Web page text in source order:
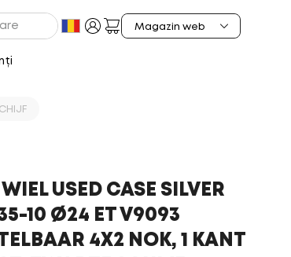
USED CASE SILVER
10 Ø24 ET V9093
4X2 NOK, 1 KANT